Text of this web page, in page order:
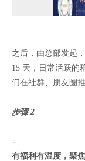
之后，由总部发起
15 天，日常活跃的
们在社群、朋友圈
步骤 2
有福利有温度，聚